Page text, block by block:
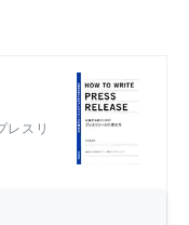
レスリ